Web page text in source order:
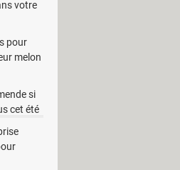
votre
pour
melon
si
cet été